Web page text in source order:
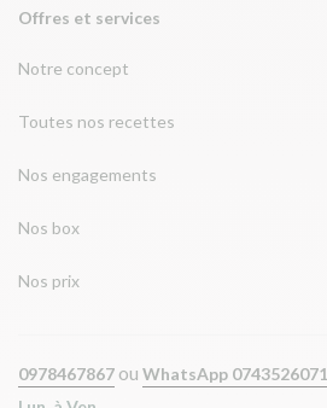
Offres et services
Notre concept
Toutes nos recettes
Nos engagements
Nos box
Nos prix
0978467867 ou WhatsApp 0743526071